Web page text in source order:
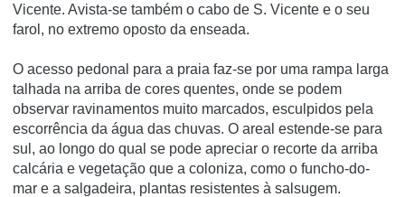
Vicente. Avista-se também o cabo de S. Vicente e o seu
farol, no extremo oposto da enseada.
O acesso pedonal para a praia faz-se por uma rampa larga
talhada na arriba de cores quentes, onde se podem
observar ravinamentos muito marcados, esculpidos pela
escorrência da água das chuvas. O areal estende-se para
sul, ao longo do qual se pode apreciar o recorte da arriba
calcária e vegetação que a coloniza, como o funcho-do-
mar e a salgadeira, plantas resistentes à salsugem.